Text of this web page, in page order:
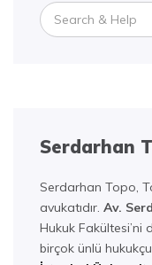
Search
for:
Serdarhan
Serdarhan Topo,
avukatıdır. Av.
Hukuk Fakültesi’ni
birçok ünlü